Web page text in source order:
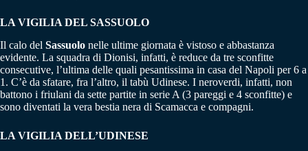
LA VIGILIA DEL SASSUOLO
Il calo del Sassuolo nelle ultime giornata è vistoso e abbastanza
evidente. La squadra di Dionisi, infatti, è reduce da tre sconfitte
consecutive, l’ultima delle quali pesantissima in casa del Napoli per 6 a
1. C’è da sfatare, fra l’altro, il tabù Udinese. I neroverdi, infatti, non
battono i friulani da sette partite in serie A (3 pareggi e 4 sconfitte) e
sono diventati la vera bestia nera di Scamacca e compagni.
LA VIGILIA DELL’UDINESE